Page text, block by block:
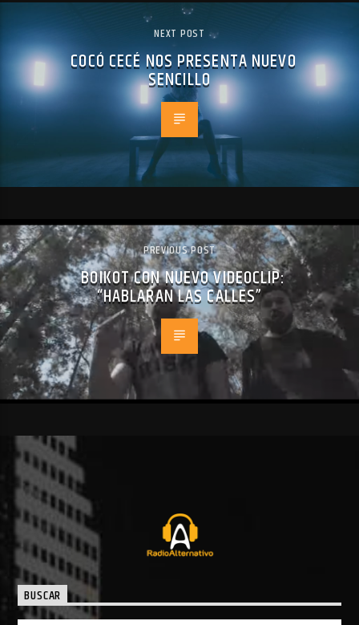
NEXT POST
COCÓ CECÉ NOS PRESENTA NUEVO
SENCILLO
PREVIOUS POST
BOIKOT CON NUEVO VIDEOCLIP:
“HABLARAN LAS CALLES”
BUSCAR